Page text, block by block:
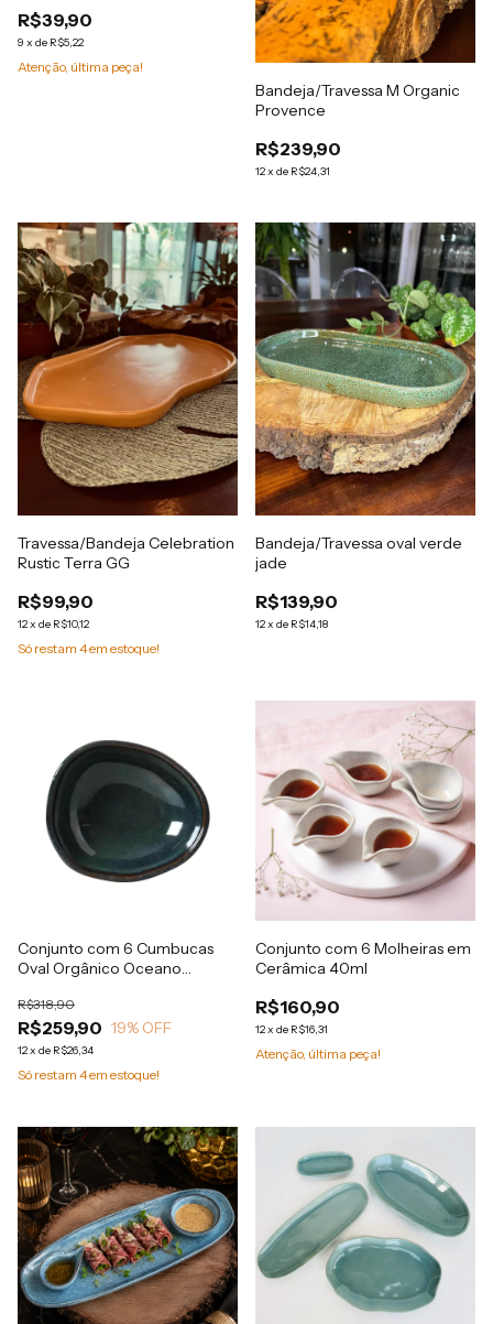
R$39,90
9 x de R$5,22
Atenção, última peça!
Bandeja/Travessa M Organic
Provence
R$239,90
12x de R$24,31
Travessa/Bandeja Celebration
Rustic Terra GG
R$99,90
12x de R$10,12
Só restam 4em estoque!
Bandeja/Travessa oval verde
jade
R$139,90
12x de R$14,18
Conjunto com 6 Cumbucas
Oval Orgânico Oceano
R$259,90
R$318,90
19% OFF
12x de R$26,34
Só restam 4em estoque!
Conjunto com 6 Molheiras em
Cerâmica 40ml
R$160,90
12x de R$16,31
Atenção, última peça!